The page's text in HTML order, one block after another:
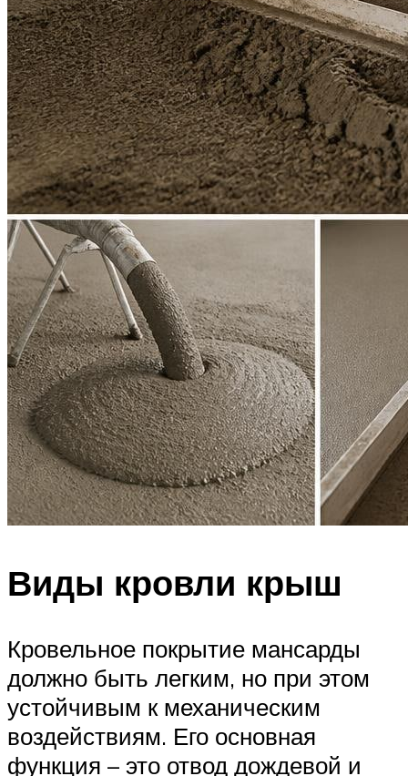
Виды кровли крыш
Кровельное покрытие мансарды
должно быть легким, но при этом
устойчивым к механическим
воздействиям. Его основная
функция – это отвод дождевой и